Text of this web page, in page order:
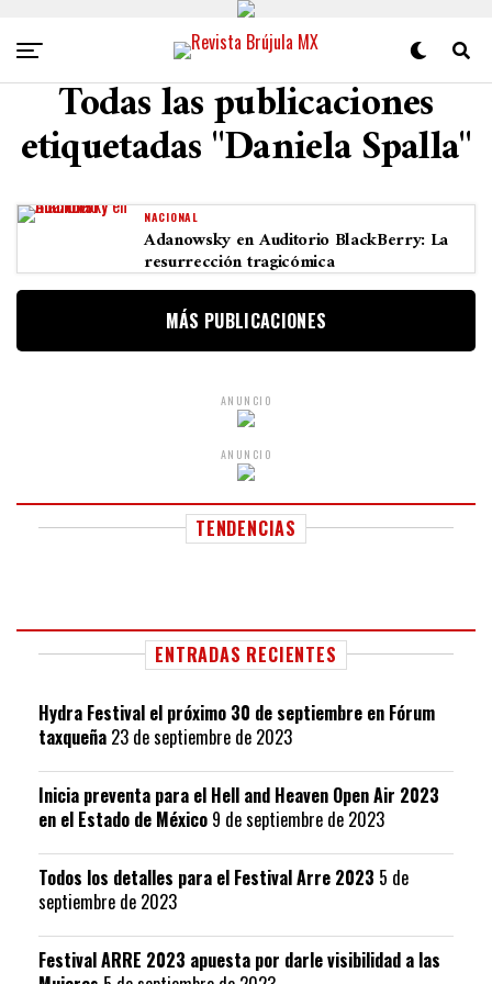
Todas las publicaciones
etiquetadas "Daniela Spalla"
NACIONAL
Adanowsky en Auditorio BlackBerry: La
resurrección tragicómica
MÁS PUBLICACIONES
ANUNCIO
ANUNCIO
TENDENCIAS
ENTRADAS RECIENTES
Hydra Festival el próximo 30 de septiembre en Fórum
taxqueña 23 de septiembre de 2023
Inicia preventa para el Hell and Heaven Open Air 2023
en el Estado de México 9 de septiembre de 2023
Todos los detalles para el Festival Arre 2023 5 de
septiembre de 2023
Festival ARRE 2023 apuesta por darle visibilidad a las